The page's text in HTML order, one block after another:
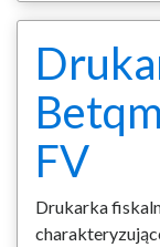
FV
Drukarka